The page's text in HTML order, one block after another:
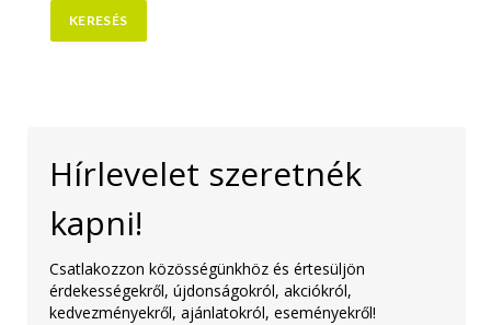
Hírlevelet szeretnék
kapni!
Csatlakozzon közösségünkhöz és értesüljön
érdekességekről, újdonságokról, akciókról,
kedvezményekről, ajánlatokról, eseményekről!